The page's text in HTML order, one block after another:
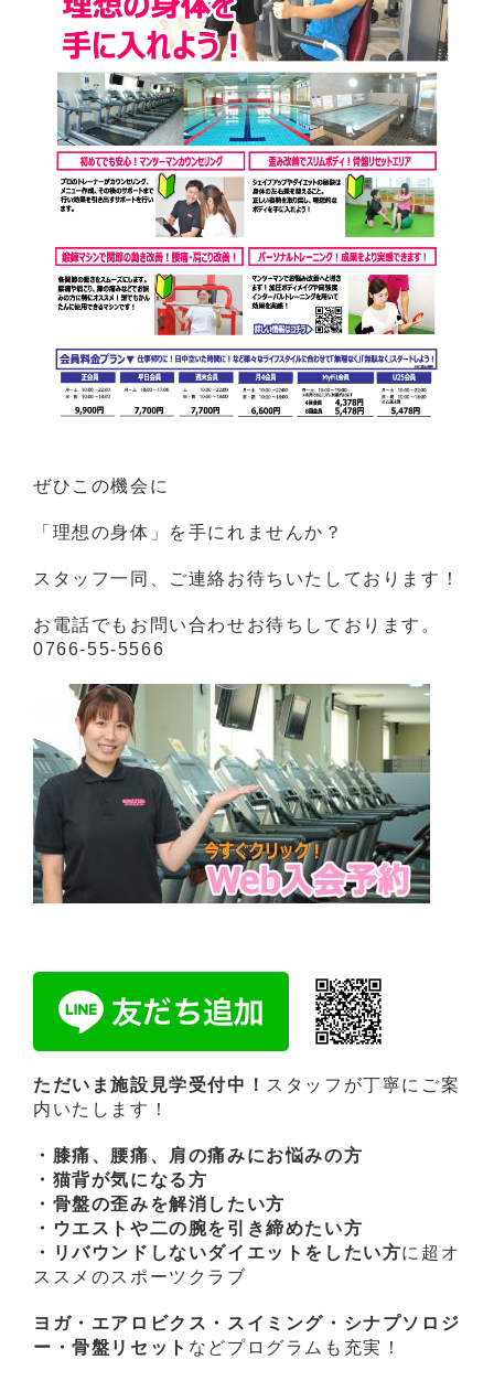
ぜひこの機会に
「理想の身体」を手にれませんか？
スタッフ一同、ご連絡お待ちいたしております！
お電話でもお問い合わせお待ちしております。
0766-55-5566
ただいま施設見学受付中！ スタッフが丁寧にご案
内いたします！
・膝痛、腰痛、肩の痛みにお悩みの方
・猫背が気になる方
・骨盤の歪みを解消したい方
・ウエストや二の腕を引き締めたい方
・リバウンドしないダイエットをしたい方に超オ
ススメのスポーツクラブ
ヨガ・エアロビクス・スイミング・シナプソロジ
ー・骨盤リセット などプログラムも充実！